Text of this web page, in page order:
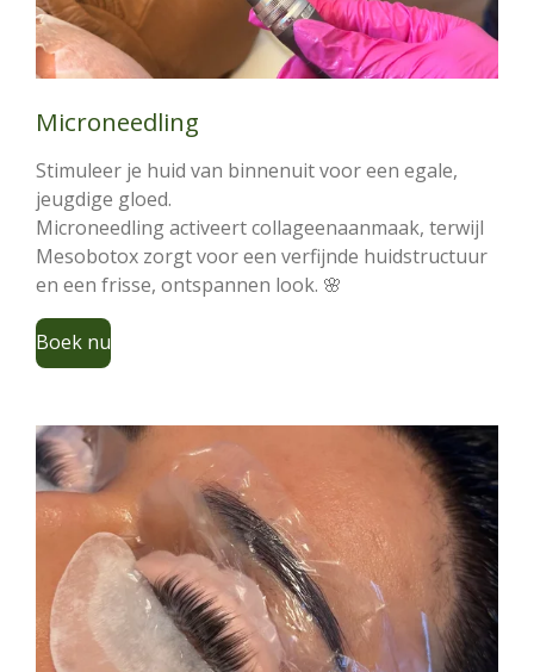
Microneedling
Stimuleer je huid van binnenuit voor een egale,
jeugdige gloed.
Microneedling activeert collageenaanmaak, terwijl
Mesobotox zorgt voor een verfijnde huidstructuur
en een frisse, ontspannen look. 🌸
Boek nu